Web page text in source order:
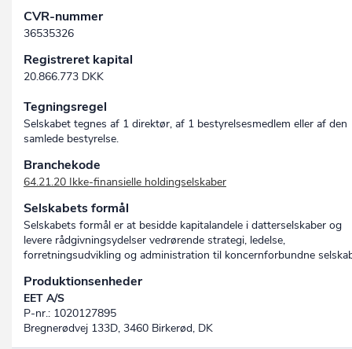
CVR-nummer
36535326
Registreret kapital
20.866.773 DKK
Tegningsregel
Selskabet tegnes af 1 direktør, af 1 bestyrelsesmedlem eller af den
samlede bestyrelse.
Branchekode
64.21.20 Ikke-finansielle holdingselskaber
Selskabets formål
Selskabets formål er at besidde kapitalandele i datterselskaber og
levere rådgivningsydelser vedrørende strategi, ledelse,
forretningsudvikling og administration til koncernforbundne
Produktionsenheder
EET A/S
P-nr.: 1020127895
Bregnerødvej 133D, 3460 Birkerød, DK